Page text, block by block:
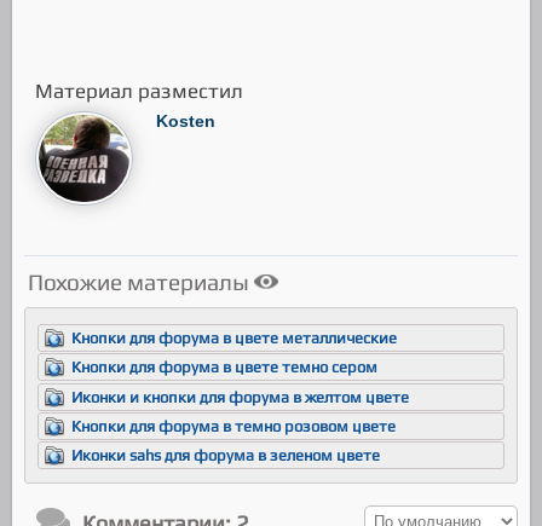
Материал разместил
Kosten
Похожие материалы
Кнопки для форума в цвете металлические
Кнопки для форума в цвете темно сером
Иконки и кнопки для форума в желтом цвете
Кнопки для форума в темно розовом цвете
Иконки sahs для форума в зеленом цвете